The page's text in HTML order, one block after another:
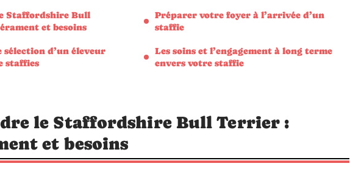
Staffordshire Bull
et besoins
sélection d’un éleveur
staffies
Préparer votre foyer à l’arrivée d’un
staffie
Les soins et l’engagement à long terme
envers votre staffie
le Staffordshire Bull Terrier :
et besoins